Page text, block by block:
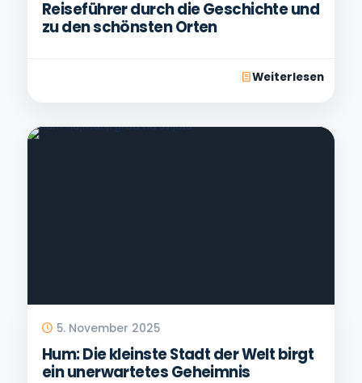
Reiseführer durch die Geschichte und
zu den schönsten Orten
Weiterlesen
5. November 2025
Hum: Die kleinste Stadt der Welt birgt
ein unerwartetes Geheimnis